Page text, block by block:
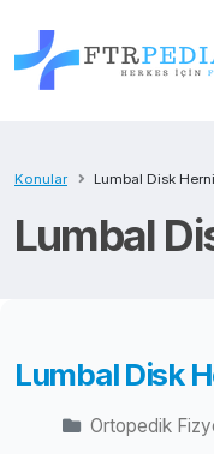
Lumbal
Konular Lumbal Disk
Lumbal Disk
Ortopedik